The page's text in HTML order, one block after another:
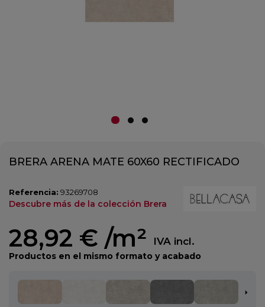
BRERA ARENA MATE 60X60 RECTIFICADO
Referencia: 93269708
Descubre más de la colección Brera
28,92 € /m² IVA incl.
Productos en el mismo formato y acabado